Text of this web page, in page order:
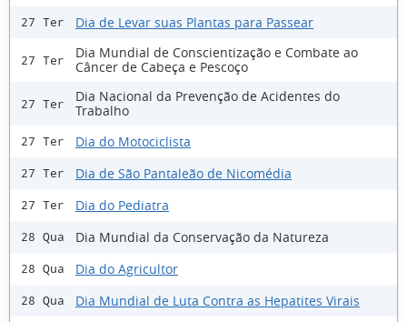
27 Ter Dia de Levar suas Plantas para Passear
27 Ter
Dia Mundial de Conscientização e Combate ao
Câncer de Cabeça e Pescoço
27 Ter
Dia Nacional da Prevenção de Acidentes do
Trabalho
27 Ter Dia do Motociclista
27 Ter Dia de São Pantaleão de Nicomédia
27 Ter Dia do Pediatra
28 Qua Dia Mundial da Conservação da Natureza
28 Qua Dia do Agricultor
28 Qua Dia Mundial de Luta Contra as Hepatites Virais